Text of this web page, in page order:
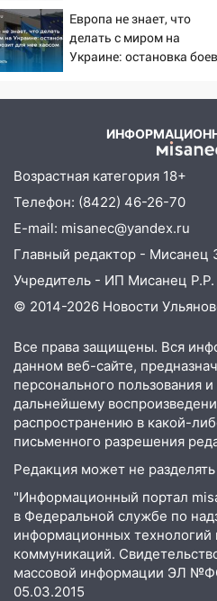
Европа не знает, что
делать с миром на
Украине: остановка боев
Возрастная категория 18+
Телефон: (8422) 46-26-70
E-mail: misanec@yandex.ru
Главный редактор - Мисанец
Учредитель - ИП Мисанец Р.Р.
© 2014-2026 Новости
Все права защищены. Вся
данном веб-сайте,
персонального пользования
дальнейшему
распространению в какой-
письменного разрешения
Редакция может не
"Информационный портал
в Федеральной службе по
информационных технологий
коммуникаций.
массовой информации ЭЛ
05.03.2015